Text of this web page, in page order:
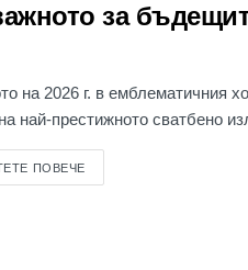
за
на 2026 г. в емблематичния
най-престижното сватбено
ПОВЕЧЕ